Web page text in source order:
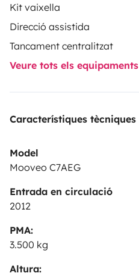
Kit vaixella
Direcció assistida
Tancament centralitzat
Veure tots els equipaments
Característiques tècniques
Model
Mooveo C7AEG
Entrada en circulació
2012
PMA:
3.500 kg
Altura: